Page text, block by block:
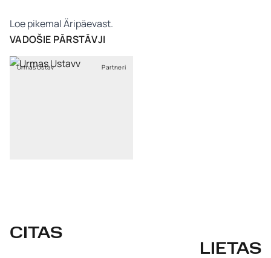
Loe pikemalÄripäevast.
VADOŠIE PĀRSTĀVJI
Urmas Ustav Partneri
CITAS
LIETAS